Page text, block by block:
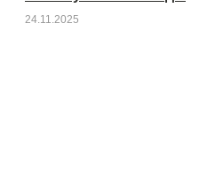
24.11.2025